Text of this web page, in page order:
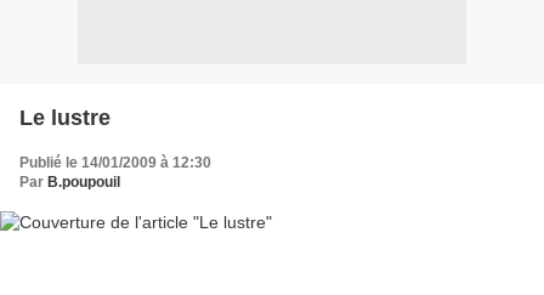
Le lustre
Publié le 14/01/2009 à 12:30
Par B.poupouil